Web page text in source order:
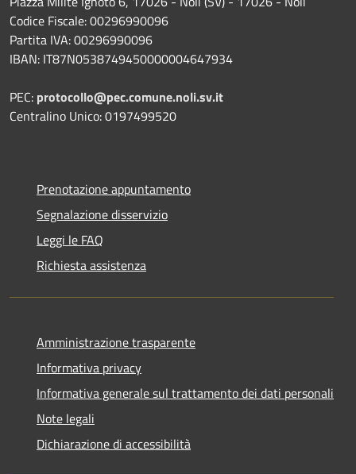
Codice Fiscale: 00296990096
Partita IVA: 00296990096
IBAN: IT87N0538749450000004647934
PEC: protocollo@pec.comune.noli.sv.it
Centralino Unico: 0197499520
Prenotazione appuntamento
Segnalazione disservizio
Leggi le FAQ
Richiesta assistenza
Amministrazione trasparente
Informativa privacy
Informativa generale sul trattamento dei dati personali
Note legali
Dichiarazione di accessibilità